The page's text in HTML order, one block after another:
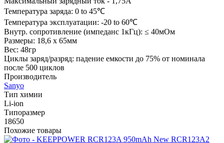
Температура заряда: 0 to 45℃
Температура эксплуатации: -20 to 60℃
Внутр. сопротивление (импеданс 1кГц): ≤ 40мОм
Размеры: 18,6 х 65мм
Вес: 48гр
Циклы заряд/разряд: падение емкости до 75% от номинала
после 500 циклов
Производитель
Sanyo
Тип химии
Li-ion
Типоразмер
18650
Похожие товары